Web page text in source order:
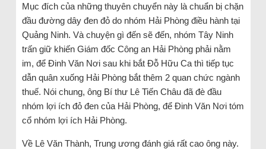
Mục đích của những thuyên chuyển này là chuẩn bị chặn
đầu đường dây đen đỏ do nhóm Hải Phòng điều hành tại
Quảng Ninh. Và chuyện gì đến sẽ đến, nhóm Tây Ninh
trấn giữ khiến Giám đốc Công an Hải Phòng phải nằm
im, để Đinh Văn Nơi sau khi bắt Đỗ Hữu Ca thì tiếp tục
dẫn quân xuống Hải Phòng bắt thêm 2 quan chức ngành
thuế. Nói chung, ông Bí thư Lê Tiến Châu đã đè đầu
nhóm lợi ích đỏ đen của Hải Phòng, để Đinh Văn Nơi tóm
cổ nhóm lợi ích Hải Phòng.
Về Lê Văn Thành, Trung ương đánh giá rất cao ông này.